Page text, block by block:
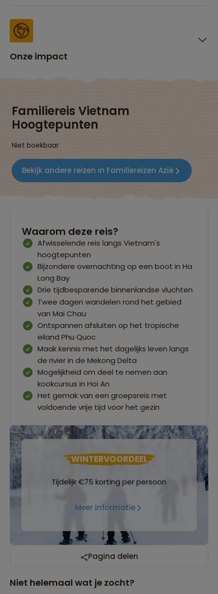
Onze impact
Familiereis Vietnam
Hoogtepunten
Niet boekbaar
Bekijk andere reizen in Familiereizen Azië
Waarom deze reis?
Afwisselende reis langs Vietnam's
hoogtepunten
Bijzondere overnachting op een boot in Ha
Long Bay
Drie tijdbesparende binnenlandse vluchten
Twee dagen wandelen rond het gebied
van Mai Chau
Ontspannen afsluiten op het tropische
eiland Phu Quoc
Maak kennis met het dagelijks leven langs
de rivier in de Mekong Delta
Mogelijkheid om deel te nemen aan
kookcursus in Hoi An
Het gemak van een groepsreis met
voldoende vrije tijd voor het gezin
WINTERVOORDEEL
Tijdelijk €75 korting per persoon
Meer informatie
Pagina delen
Niet helemaal wat je zocht?